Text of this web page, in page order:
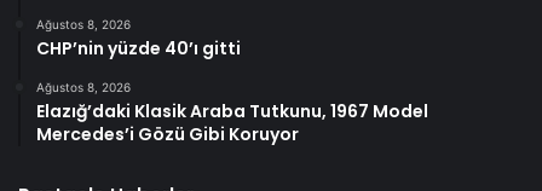
Ağustos 8, 2026
CHP’nin yüzde 40’ı gitti
Ağustos 8, 2026
Elazığ’daki Klasik Araba Tutkunu, 1967 Model
Mercedes’i Gözü Gibi Koruyor